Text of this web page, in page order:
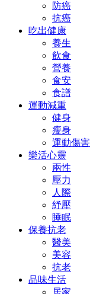
防癌
抗癌
吃出健康
養生
飲食
營養
食安
食譜
運動減重
健身
瘦身
運動傷害
樂活心靈
兩性
壓力
人際
紓壓
睡眠
保養抗老
醫美
美容
抗老
品味生活
居家